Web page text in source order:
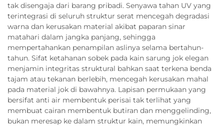
tak disengaja dari barang pribadi. Senyawa tahan UV yang
terintegrasi di seluruh struktur serat mencegah degradasi
warna dan kerusakan material akibat paparan sinar
matahari dalam jangka panjang, sehingga
mempertahankan penampilan aslinya selama bertahun-
tahun. Sifat ketahanan sobek pada kain sarung jok elegan
menjamin integritas struktural bahkan saat terkena benda
tajam atau tekanan berlebih, mencegah kerusakan mahal
pada material jok di bawahnya. Lapisan permukaan yang
bersifat anti air membentuk perisai tak terlihat yang
membuat cairan membentuk butiran dan menggelinding,
bukan meresap ke dalam struktur kain, memungkinkan